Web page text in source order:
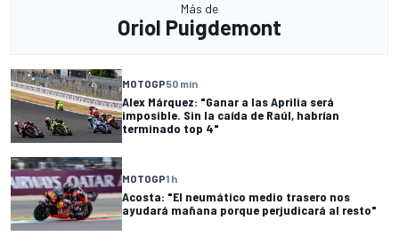
Más de
Oriol Puigdemont
MOTOGP50 min
Alex Márquez: "Ganar a las Aprilia será
imposible. Sin la caída de Raúl, habrían
terminado top 4"
MOTOGP1 h
Acosta: "El neumático medio trasero nos
ayudará mañana porque perjudicará al resto"